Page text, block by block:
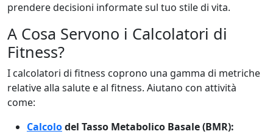
prendere decisioni informate sul tuo stile di vita.
A Cosa Servono i Calcolatori di
Fitness?
I calcolatori di fitness coprono una gamma di metriche
relative alla salute e al fitness. Aiutano con attività
come:
Calcolodel Tasso Metabolico Basale (BMR):